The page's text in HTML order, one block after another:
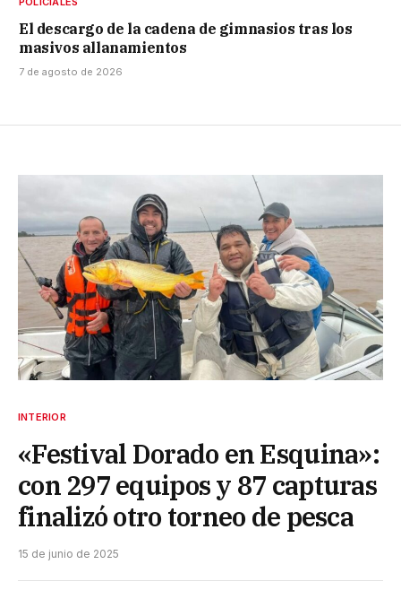
El descargo de la cadena de gimnasios tras los
masivos allanamientos
7 de agosto de 2026
INTERIOR
«Festival Dorado en Esquina»:
con 297 equipos y 87 capturas
finalizó otro torneo de pesca
15 de junio de 2025